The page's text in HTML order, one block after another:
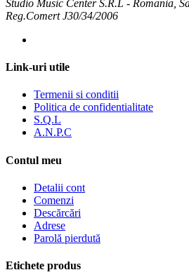
Studio Music Center S.R.L - Romania,
Reg.Comert J30/34/2006
Link-uri utile
Termenii si conditii
Politica de confidentialitate
S.Q.L
A.N.P.C
Contul meu
Detalii cont
Comenzi
Descărcări
Adrese
Parolă pierdută
Etichete produs